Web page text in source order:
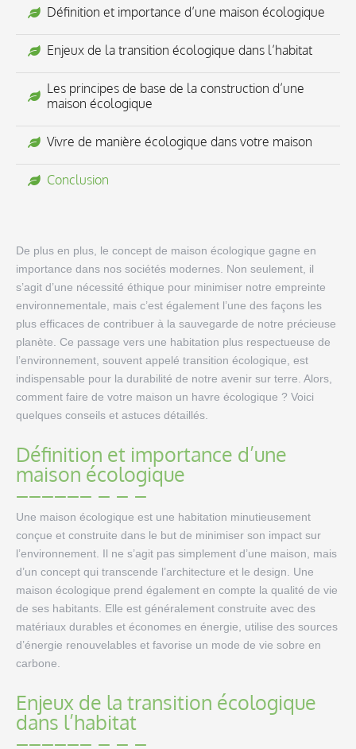
Définition et importance d’une maison écologique
Enjeux de la transition écologique dans l’habitat
Les principes de base de la construction d’une
maison écologique
Vivre de manière écologique dans votre maison
Conclusion
De plus en plus, le concept de maison écologique gagne en
importance dans nos sociétés modernes. Non seulement, il
s’agit d’une nécessité éthique pour minimiser notre empreinte
environnementale, mais c’est également l’une des façons les
plus efficaces de contribuer à la sauvegarde de notre précieuse
planète. Ce passage vers une habitation plus respectueuse de
l’environnement, souvent appelé transition écologique, est
indispensable pour la durabilité de notre avenir sur terre. Alors,
comment faire de votre maison un havre écologique ? Voici
quelques conseils et astuces détaillés.
Définition et importance d’une
maison écologique
Une maison écologique est une habitation minutieusement
conçue et construite dans le but de minimiser son impact sur
l’environnement. Il ne s’agit pas simplement d’une maison, mais
d’un concept qui transcende l’architecture et le design. Une
maison écologique prend également en compte la qualité de vie
de ses habitants. Elle est généralement construite avec des
matériaux durables et économes en énergie, utilise des sources
d’énergie renouvelables et favorise un mode de vie sobre en
carbone.
Enjeux de la transition écologique
dans l’habitat